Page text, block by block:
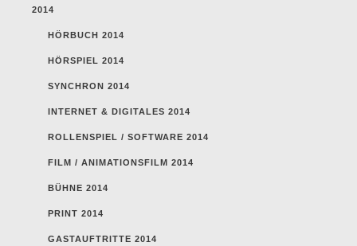
2014
HÖRBUCH 2014
HÖRSPIEL 2014
SYNCHRON 2014
INTERNET & DIGITALES 2014
ROLLENSPIEL / SOFTWARE 2014
FILM / ANIMATIONSFILM 2014
BÜHNE 2014
PRINT 2014
GASTAUFTRITTE 2014